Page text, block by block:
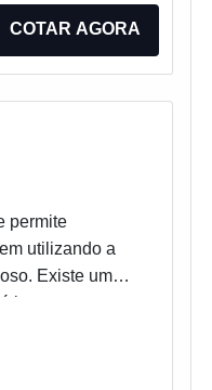
AGORA
permite
utilizando a
Existe um